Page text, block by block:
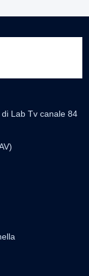
Lab Tv canale 84